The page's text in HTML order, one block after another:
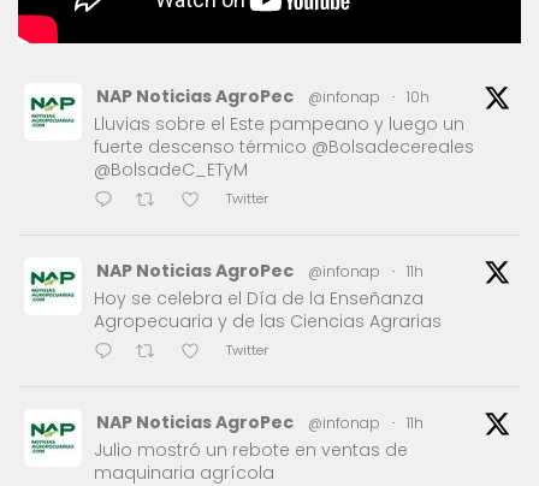
NAP Noticias AgroPec @infonap · 10h
Lluvias sobre el Este pampeano y luego un
fuerte descenso térmico @Bolsadecereales
@BolsadeC_ETyM
Twitter
NAP Noticias AgroPec @infonap · 11h
Hoy se celebra el Día de la Enseñanza
Agropecuaria y de las Ciencias Agrarias
Twitter
NAP Noticias AgroPec @infonap · 11h
Julio mostró un rebote en ventas de
maquinaria agrícola